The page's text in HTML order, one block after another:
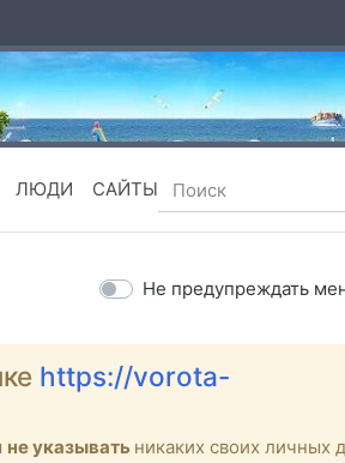
ЛЮДИ САЙТЫ
Не предупреждать
https://vorota-
не указывать никаких своих личных